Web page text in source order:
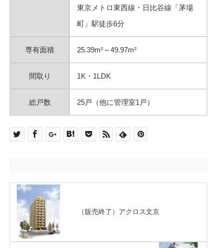
東京メトロ東西線・日比谷線「茅場
町」駅徒歩6分
専有面積 25.39m²～49.97m²
間取り 1K・1LDK
総戸数 25戸（他に管理室1戸）
（販売終了）アクロス文京